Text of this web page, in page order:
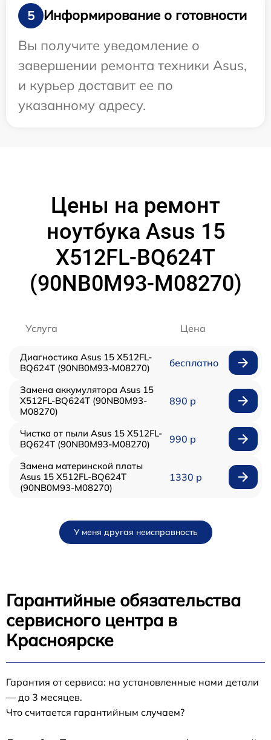
5
Информирование о готовности
Вы получите уведомление о
завершении ремонта техники Asus,
и курьер доставит ее по
указанному адресу.
Цены на ремонт
ноутбука Asus 15
X512FL-BQ624T
(90NB0M93-M08270)
Услуга Цена
Диагностика Asus 15 X512FL-
BQ624T (90NB0M93-M08270)
бесплатно
Замена аккумулятора Asus 15
X512FL-BQ624T (90NB0M93-
M08270)
890 р
Чистка от пыли Asus 15 X512FL-
BQ624T (90NB0M93-M08270)
990 р
Замена материнской платы
Asus 15 X512FL-BQ624T
(90NB0M93-M08270)
1330 р
У меня другая неисправность
Гарантийные обязательства
сервисного центра в
Красноярске
Гарантия от сервиса: на установленные нами детали
— до 3 месяцев.
Что считается гарантийным случаем?